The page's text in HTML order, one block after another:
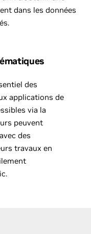
dans les données
des
applications de
via la
peuvent
des
travaux en